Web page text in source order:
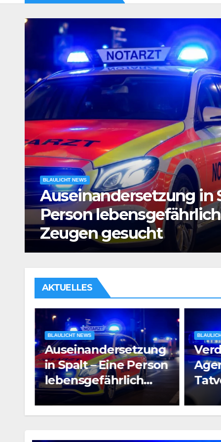
BLAULICHT NEWS
Verdacht auf
Tatverdächtiger in
Untersuchungshaft
AKTUELLES
BLAULICHT NEWS
Verdacht auf
Agententätigkeit:
Tatverdächtiger in
Untersuchungshaft
e